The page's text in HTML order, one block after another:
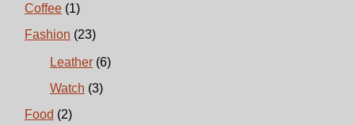
Coffee (1)
Fashion (23)
Leather (6)
Watch (3)
Food (2)